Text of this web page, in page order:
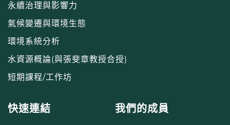
永續治理與影響力
氣候變遷與環境生態
環境系統分析
水資源概論(與張斐章教授合授)
短期課程/工作坊
快速連結 我們的成員